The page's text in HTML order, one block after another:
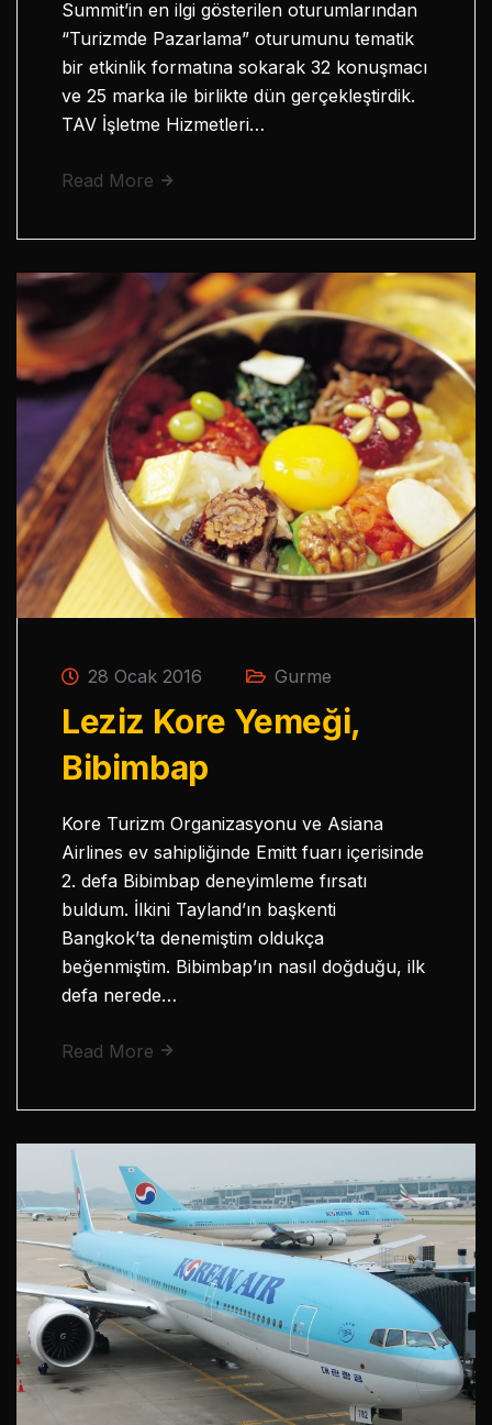
Summit’in en ilgi gösterilen oturumlarından
“Turizmde Pazarlama” oturumunu tematik
bir etkinlik formatına sokarak 32 konuşmacı
ve 25 marka ile birlikte dün gerçekleştirdik.
TAV İşletme Hizmetleri…
Read More
28 Ocak 2016 Gurme
Leziz Kore Yemeği,
Bibimbap
Kore Turizm Organizasyonu ve Asiana
Airlines ev sahipliğinde Emitt fuarı içerisinde
2. defa Bibimbap deneyimleme fırsatı
buldum. İlkini Tayland’ın başkenti
Bangkok’ta denemiştim oldukça
beğenmiştim. Bibimbap’ın nasıl doğduğu, ilk
defa nerede…
Read More